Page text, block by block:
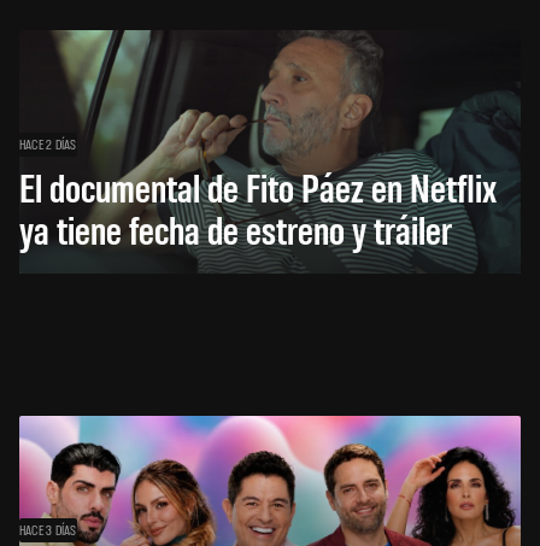
HACE 2 DÍAS
El documental de Fito Páez en Netflix
ya tiene fecha de estreno y tráiler
HACE 3 DÍAS